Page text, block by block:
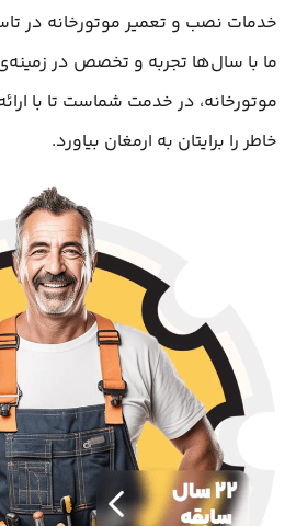
خدمات نصب و تعمیر موتورخانه در
ما با سال‌ها تجربه و تخصص در
موتورخانه، در خدمت شماست تا با
خاطر را برایتان به ارمغان بیاورد.